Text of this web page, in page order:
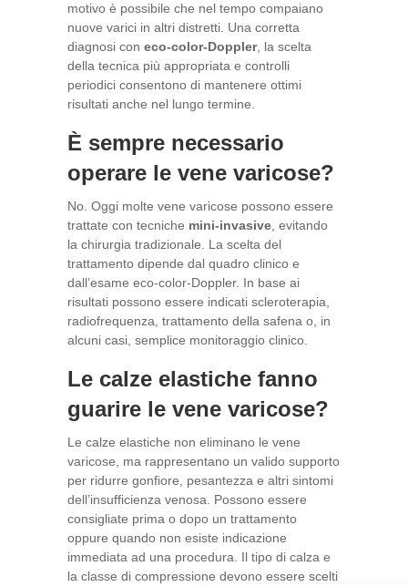
motivo è possibile che nel tempo compaiano
nuove varici in altri distretti. Una corretta
diagnosi con eco-color-Doppler, la scelta
della tecnica più appropriata e controlli
periodici consentono di mantenere ottimi
risultati anche nel lungo termine.
È sempre necessario
operare le vene varicose?
No. Oggi molte vene varicose possono essere
trattate con tecniche mini-invasive, evitando
la chirurgia tradizionale. La scelta del
trattamento dipende dal quadro clinico e
dall’esame eco-color-Doppler. In base ai
risultati possono essere indicati scleroterapia,
radiofrequenza, trattamento della safena o, in
alcuni casi, semplice monitoraggio clinico.
Le calze elastiche fanno
guarire le vene varicose?
Le calze elastiche non eliminano le vene
varicose, ma rappresentano un valido supporto
per ridurre gonfiore, pesantezza e altri sintomi
dell’insufficienza venosa. Possono essere
consigliate prima o dopo un trattamento
oppure quando non esiste indicazione
immediata ad una procedura. Il tipo di calza e
la classe di compressione devono essere scelti